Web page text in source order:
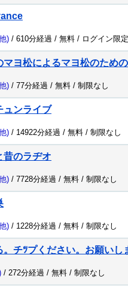
) / 610分経過 / 無料 / ログイン限定
マヨ松によるマヨ松のため
) / 77分経過 / 無料 / 制限なし
ュンライブ
) / 14922分経過 / 無料 / 制限なし
昔のラヂオ
) / 7728分経過 / 無料 / 制限なし
) / 1228分経過 / 無料 / 制限なし
。チﾂプください。お願いし
/ 272分経過 / 無料 / 制限なし